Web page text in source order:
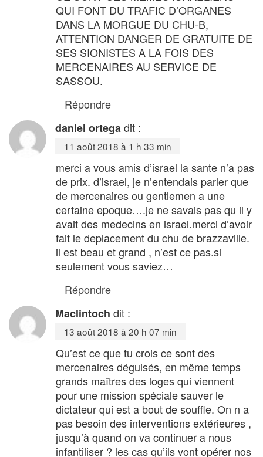
QUI FONT DU TRAFIC D’ORGANES
DANS LA MORGUE DU CHU-B,
ATTENTION DANGER DE GRATUITE DE
SES SIONISTES A LA FOIS DES
MERCENAIRES AU SERVICE DE
SASSOU.
Répondre
daniel ortegadit :
11 août 2018 à 1 h 33 min
merci a vous amis d’israel la sante n’a pas
de prix. d’israel, je n’entendais parler que
de mercenaires ou gentlemen a une
certaine epoque….je ne savais pas qu il y
avait des medecins en israel.merci d’avoir
fait le deplacement du chu de brazzaville.
il est beau et grand , n’est ce pas.si
seulement vous saviez…
Répondre
Maclintoch dit :
13 août 2018 à 20 h 07 min
Qu’est ce que tu crois ce sont des
mercenaires déguisés, en même temps
grands maîtres des loges qui viennent
pour une mission spéciale sauver le
dictateur qui est a bout de souffle. On n a
pas besoin des interventions extérieures ,
jusqu’à quand on va continuer a nous
infantiliser ? les cas qu’ils vont opérer nos